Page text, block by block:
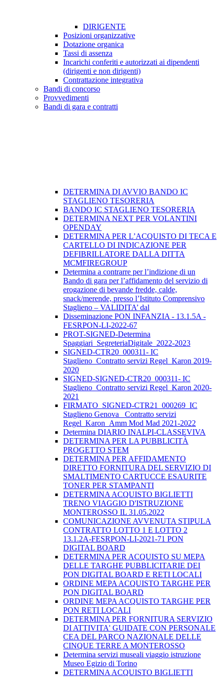
DIRIGENTE
Posizioni organizzative
Dotazione organica
Tassi di assenza
Incarichi conferiti e autorizzati ai dipendenti
(dirigenti e non dirigenti)
Contrattazione integrativa
Bandi di concorso
Provvedimenti
Bandi di gara e contratti
DETERMINA DI AVVIO BANDO IC
STAGLIENO TESORERIA
BANDO IC STAGLIENO TESORERIA
DETERMINA NEXT PER VOLANTINI
OPENDAY
DETERMINA PER L’ACQUISTO DI TECA E
CARTELLO DI INDICAZIONE PER
DEFIBRILLATORE DALLA DITTA
MCMFIREGROUP
Determina a contrarre per l’indizione di un
Bando di gara per l’affidamento del servizio di
erogazione di bevande fredde, calde,
snack/merende, presso l’Istituto Comprensivo
Staglieno – VALIDITA’ dal
Disseminazione PON INFANZIA - 13.1.5A -
FESRPON-LI-2022-67
PROT-SIGNED-Determina
Spaggiari_SegreteriaDigitale_2022-2023
SIGNED-CTR20_000311- IC
Staglieno_Contratto servizi Regel_Karon 2019-
2020
SIGNED-SIGNED-CTR20_000311- IC
Staglieno_Contratto servizi Regel_Karon 2020-
2021
FIRMATO_SIGNED-CTR21_000269_IC
Staglieno Genova_ Contratto servizi
Regel_Karon_Amm Mod Mad 2021-2022
Determina DIARIO INALPI-CLASSEVIVA
DETERMINA PER LA PUBBLICITÀ
PROGETTO STEM
DETERMINA PER AFFIDAMENTO
DIRETTO FORNITURA DEL SERVIZIO DI
SMALTIMENTO CARTUCCE ESAURITE
TONER PER STAMPANTI
DETERMINA ACQUISTO BIGLIETTI
TRENO VIAGGIO D'ISTRUZIONE
MONTEROSSO IL 31.05.2022
COMUNICAZIONE AVVENUTA STIPULA
CONTRATTO LOTTO 1 E LOTTO 2
13.1.2A-FESRPON-LI-2021-71 PON
DIGITAL BOARD
DETERMINA PER ACQUISTO SU MEPA
DELLE TARGHE PUBBLICITARIE DEI
PON DIGITAL BOARD E RETI LOCALI
ORDINE MEPA ACQUISTO TARGHE PER
PON DIGITAL BOARD
ORDINE MEPA ACQUISTO TARGHE PER
PON RETI LOCALI
DETERMINA PER FORNITURA SERVIZIO
DI ATTIVITA' GUIDATE CON PERSONALE
CEA DEL PARCO NAZIONALE DELLE
CINQUE TERRE A MONTEROSSO
Determina servizi museali viaggio istruzione
Museo Egizio di Torino
DETERMINA ACQUISTO BIGLIETTI